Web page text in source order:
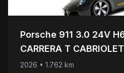
Porsche 911 3.0 24V
CARRERA T
2026 • 1.762 km